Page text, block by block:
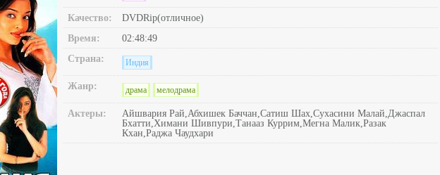
Качество:
DVDRip(отличное)
Время:
02:48:49
Страна:
Индия
Жанр: драма мелодрама
Актеры:
Айшвария Рай,Абхишек Баччан,Сатиш Шах,Сухасини Малай,Джаспал
Бхатти,Химани Шивпури,Танааз Куррим,Мегна Малик,Разак
Кхан,Раджа Чаудхари